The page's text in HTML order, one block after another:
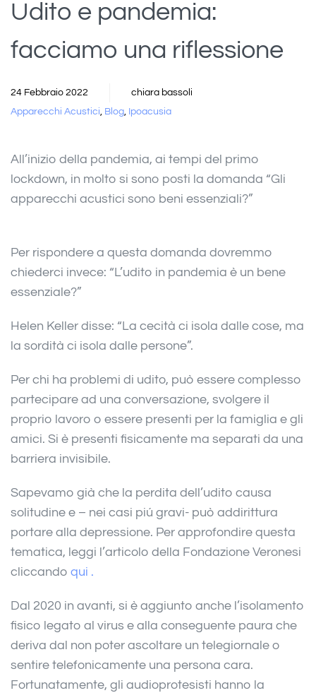
Udito e pandemia:
facciamo una riflessione
24 Febbraio 2022
chiara bassoli
Apparecchi Acustici, Blog, Ipoacusia
All’inizio della pandemia, ai tempi del primo
lockdown, in molto si sono posti la domanda “Gli
apparecchi acustici sono beni essenziali?”
Per rispondere a questa domanda dovremmo
chiederci invece: “L’udito in pandemia è un bene
essenziale?”
Helen Keller disse: “La cecità ci isola dalle cose, ma
la sordità ci isola dalle persone”.
Per chi ha problemi di udito, può essere complesso
partecipare ad una conversazione, svolgere il
proprio lavoro o essere presenti per la famiglia e gli
amici. Si è presenti fisicamente ma separati da una
barriera invisibile.
Sapevamo già che la perdita dell’udito causa
solitudine e – nei casi piú gravi- può addirittura
portare alla depressione. Per approfondire questa
tematica, leggi l’articolo della Fondazione Veronesi
cliccando qui .
Dal 2020 in avanti, si è aggiunto anche l’isolamento
fisico legato al virus e alla conseguente paura che
deriva dal non poter ascoltare un telegiornale o
sentire telefonicamente una persona cara.
Fortunatamente, gli audioprotesisti hanno la